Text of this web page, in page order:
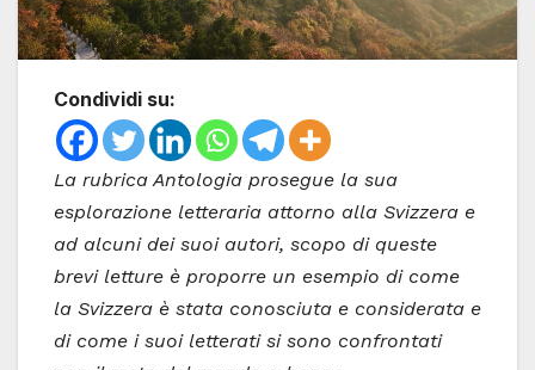
Condividi su:
La rubrica Antologia prosegue la sua
esplorazione letteraria attorno alla Svizzera e
ad alcuni dei suoi autori, scopo di queste
brevi letture è proporre un esempio di come
la Svizzera è stata conosciuta e considerata e
di come i suoi letterati si sono confrontati